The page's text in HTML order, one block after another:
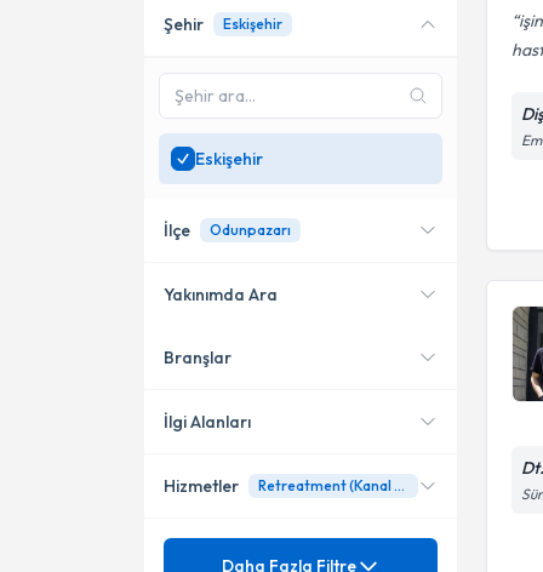
Şehir Eskişehir
Eskişehir
İlçe Odunpazarı
Odunpazarı
Tepebaşı
Yakınımda Ara
Konumuma yakın uzmanları
Branşlar
Diş Hekimi
İlgi Alanları
20 Lik Diş Çekimi
Hizmetler Retreatment (Kanal Tedavisi Tekrarı)
Mezuniyet
Daha Fazla Filtre